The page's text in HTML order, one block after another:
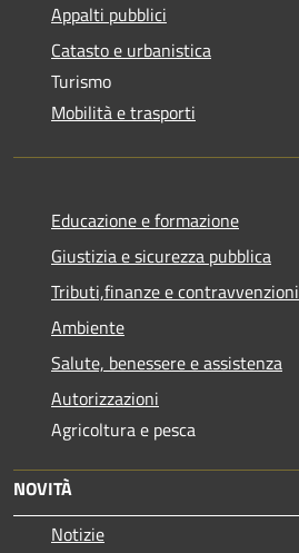
Appalti pubblici
Catasto e urbanistica
Turismo
Mobilità e trasporti
Educazione e formazione
Giustizia e sicurezza pubblica
Tributi,finanze e contravvenzioni
Ambiente
Salute, benessere e assistenza
Autorizzazioni
Agricoltura e pesca
NOVITÀ
Notizie